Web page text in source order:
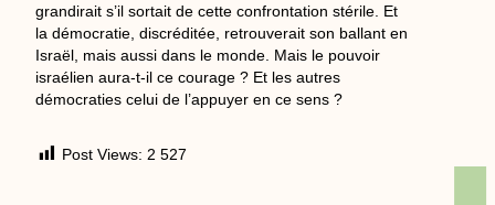
grandirait s’il sortait de cette confrontation stérile. Et
la démocratie, discréditée, retrouverait son ballant en
Israël, mais aussi dans le monde. Mais le pouvoir
israélien aura-t-il ce courage ? Et les autres
démocraties celui de l’appuyer en ce sens ?
Post Views: 2 527